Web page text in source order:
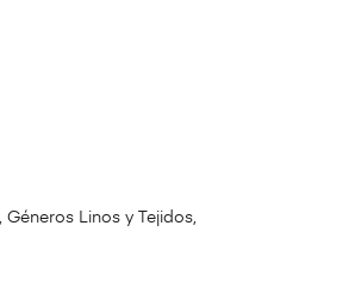
,Géneros Linos y Tejidos